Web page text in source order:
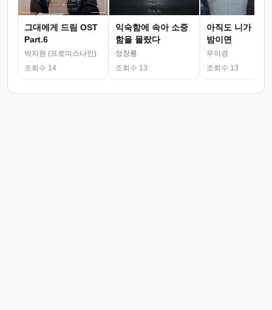
그대에게 드림 OST
Part.6
박지원 (프로미스나인)
조회수 14
익숙함에 속아 소중
함을 몰랐다
정창룡
조회수 13
아직도 니가 그
밤이면
우이경
조회수 13